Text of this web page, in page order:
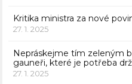
Kritika ministra za nové
27. 1. 2025
Nepráskejme tím zeleným
gauneři, které je potřeba
27. 1. 2025